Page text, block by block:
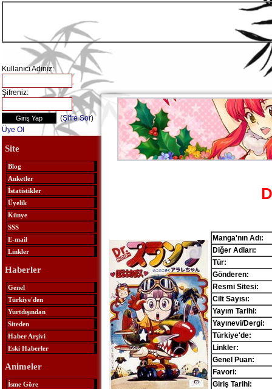
Kullanıcı Adınız:
Şifreniz:
(Şifre Sor)
Üye Ol
Site
Blog
Anketler
İstatistikler
Üyelik
Künye
SSS
E-mail
Linkler
Haberler
Genel
Türkiye'den
Yurtdışından
Siteden
Haber Arşivi
Eski Haberler
Animeler
İsme Göre
Manga'nın Adı:
Diğer Adları:
Tür:
Gönderen:
Resmi Sitesi:
Cilt Sayısı:
Yayım Tarihi:
Yayınevi/Dergi:
Türkiye'de:
Linkler:
Genel Puan:
Favori:
Giriş Tarihi: